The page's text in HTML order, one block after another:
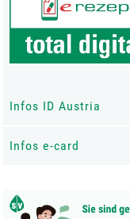
Infos ID Austria
Infos e-card